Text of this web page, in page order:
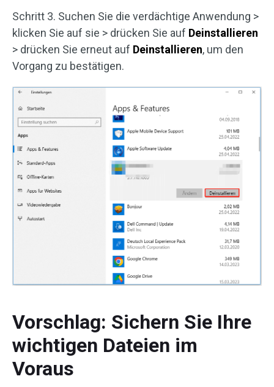
Schritt 3. Suchen Sie die verdächtige Anwendung >
klicken Sie auf sie > drücken Sie auf Deinstallieren
> drücken Sie erneut auf Deinstallieren, um den
Vorgang zu bestätigen.
Vorschlag: Sichern Sie Ihre
wichtigen Dateien im
Voraus